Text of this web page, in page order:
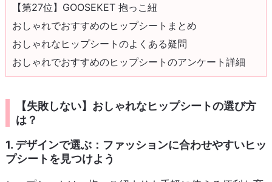
【第27位】GOOSEKET 抱っこ紐
おしゃれでおすすめのヒップシートまとめ
おしゃれなヒップシートのよくある疑問
おしゃれでおすすめのヒップシートのアンケート詳細
【失敗しない】おしゃれなヒップシートの選び方
は？
1. デザインで選ぶ：ファッションに合わせやすいヒッ
プシートを見つけよう